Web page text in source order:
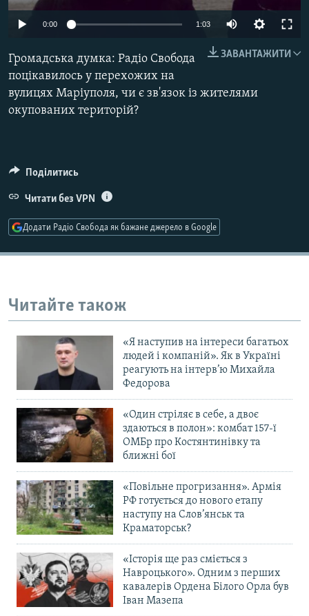
МУЛЬТИМЕДІА
СПЕЦПРОЄКТИ
ПОДКАСТИ
УКР
КТАТ
ДОЛУЧАЙСЯ!
Усі сайти RFE/RL
0:00 1:03
ЗАВАНТАЖИТИ
Громадська думка: Радіо Свобода
поцікавилось у перехожих на
вулицях Маріуполя, чи є зв'язок із жителями
окупованих територій?
Поділитись
Читати без VPN
Додати Радіо Свобода як бажане джерело в Google
Читайте також
«Я наступив на інтереси багатьох
людей і компаній». Як в Україні
реагують на інтерв’ю Михайла
Федорова
«Один стріляє в себе, а двоє
здаються в полон»: комбат 157-ї
ОМБр про Костянтинівку та
ближні бої
«Повільне прогризання». Армія
РФ готується до нового етапу
наступу на Слов’янськ та
Краматорськ?
«Історія ще раз сміється з
Навроцького». Одним з перших
кавалерів Ордена Білого Орла був
Іван Мазепа